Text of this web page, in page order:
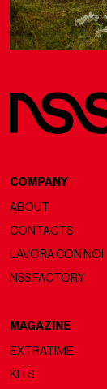
COMPANY
ABOUT
CONTACTS
LAVORA CON NOI
NSS FACTORY
MAGAZINE
EXTRATIME
KITS